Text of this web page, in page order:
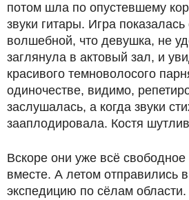
потом шла по опустевшему
звуки гитары. Игра
волшебной, что девушка, не
заглянула в актовый зал, и
красивого темноволосого
одиночестве, видимо,
заслушалась, а когда звуки
зааплодировала. Костя
Вскоре они уже всё
вместе. А летом отправились
экспедицию по сёлам